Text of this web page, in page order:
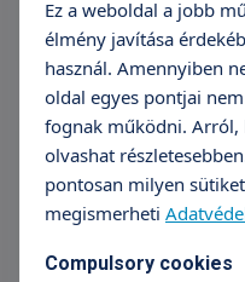
Orthopaedic
Árak megtekintése
+36 70 659
Ez a weboldal a jobb
élmény javítása
használ. Amennyiben
oldal egyes pontjai
fognak működni. Arról,
olvashat
pontosan milyen
megismerheti
Compulsory cookies